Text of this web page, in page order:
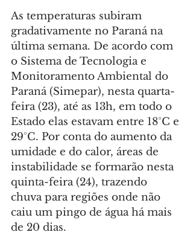
As temperaturas subiram
gradativamente no Paraná na
última semana. De acordo com
o Sistema de Tecnologia e
Monitoramento Ambiental do
Paraná (Simepar), nesta quarta-
feira (23), até as 13h, em todo o
Estado elas estavam entre 18°C e
29°C. Por conta do aumento da
umidade e do calor, áreas de
instabilidade se formarão nesta
quinta-feira (24), trazendo
chuva para regiões onde não
caiu um pingo de água há mais
de 20 dias.